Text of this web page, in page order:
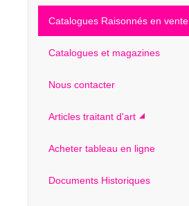
Catalogues Raisonnés en vente
Catalogues et magazines
Nous contacter
Articles traitant d'art
Acheter tableau en ligne
Documents Historiques